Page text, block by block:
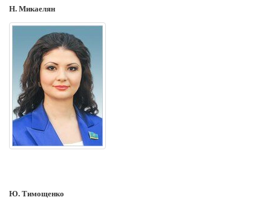
Н. Микаелян
Ю. Тимощенко